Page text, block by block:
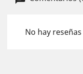
No hay